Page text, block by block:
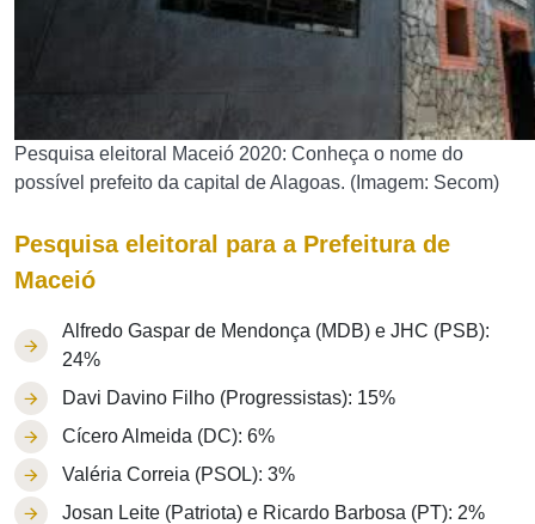
Pesquisa eleitoral Maceió 2020: Conheça o nome do
possível prefeito da capital de Alagoas. (Imagem: Secom)
Pesquisa eleitoral para a Prefeitura de
Maceió
Alfredo Gaspar de Mendonça (MDB) e JHC (PSB):
24%
Davi Davino Filho (Progressistas): 15%
Cícero Almeida (DC): 6%
Valéria Correia (PSOL): 3%
Josan Leite (Patriota) e Ricardo Barbosa (PT): 2%